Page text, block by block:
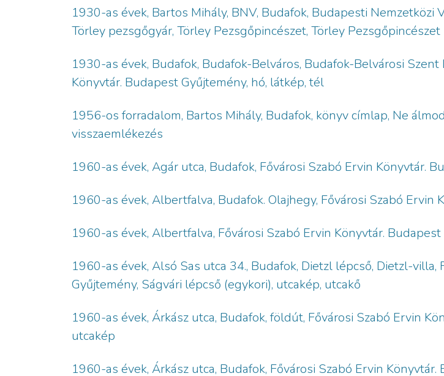
1930-as évek, Bartos Mihály, BNV, Budafok, Budapesti Nemzetközi
Törley pezsgőgyár, Törley Pezsgőpincészet, Törley
1930-as évek, Budafok, Budafok-Belváros, Budafok-Belvárosi
Könyvtár. Budapest Gyűjtemény, hó, látkép, tél
1956-os forradalom, Bartos Mihály, Budafok, könyv címlap, Ne
visszaemlékezés
1960-as évek, Agár utca, Budafok, Fővárosi Szabó Ervin Könyvtár.
1960-as évek, Albertfalva, Budafok. Olajhegy, Fővárosi Szabó Ervin
1960-as évek, Albertfalva, Fővárosi Szabó Ervin Könyvtár.
1960-as évek, Alsó Sas utca 34., Budafok, Dietzl lépcső, Dietzl-
Gyűjtemény, Ságvári lépcső (egykori), utcakép, utcakő
1960-as évek, Árkász utca, Budafok, földút, Fővárosi Szabó Ervin
utcakép
1960-as évek, Árkász utca, Budafok, Fővárosi Szabó Ervin